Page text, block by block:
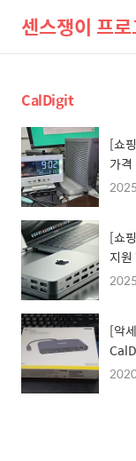
센스쟁이 프
CalDigit
[쇼
가격
[쇼
지
[악